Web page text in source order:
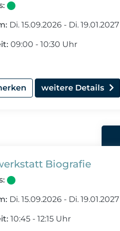
Di.15.09.2026 - Di.19.01.2027
09:00 - 10:30 Uhr
weitere Details
Biografie
Di.15.09.2026 - Di.19.01.2027
10:45 - 12:15 Uhr